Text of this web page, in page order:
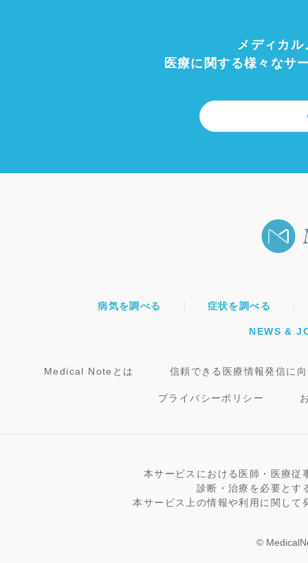
メディカ
医療に関する様々なサ
病気を調べる 症状を調べる
NEWS &
Medical Noteとは 信頼できる医療情報発信に
プライバシーポリシー
本サービスにおける医師・医療従
診断・治療を必要とす
本サービス上の情報や利用に関し
©